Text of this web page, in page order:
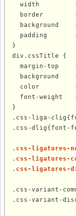
width
border
background
padding
}
div.cssTitle {
margin-top
background
color
font-weight
}
.css-liga-
.css-dlig{font-
. css-ligatures-
. css-ligatures-
. css-ligatures-
.css-variant-
.css-variant-